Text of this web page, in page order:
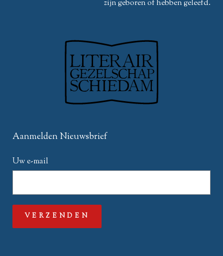
zijn geboren of hebben geleefd.
Aanmelden Nieuwsbrief
Uw e-mail